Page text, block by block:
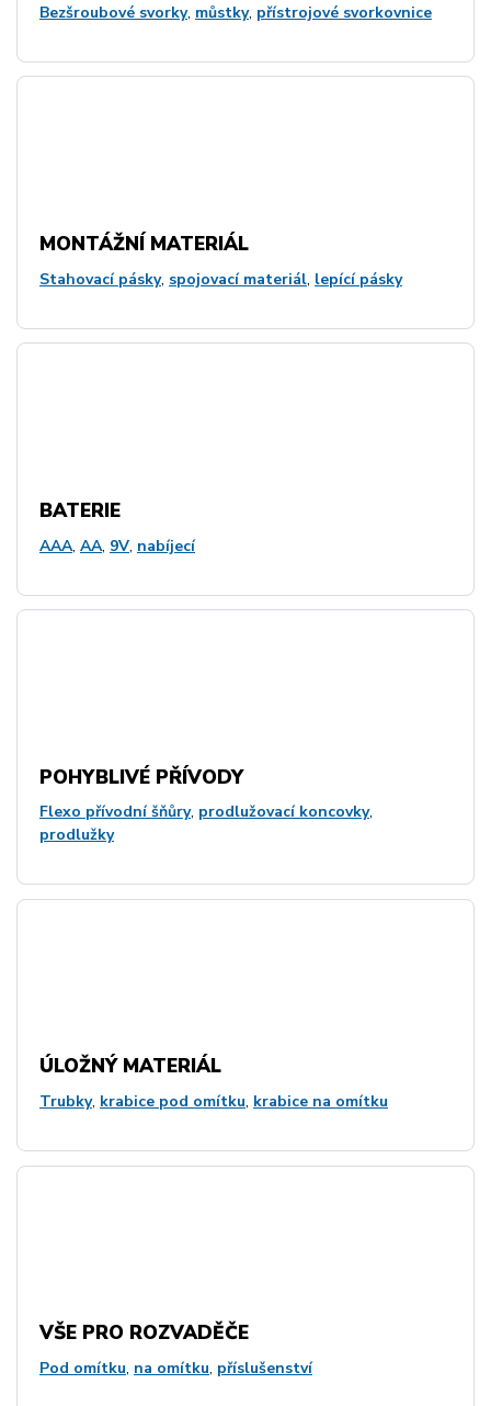
Bezšroubové svorky, můstky, přístrojové svorkovnice
MONTÁŽNÍ MATERIÁL
Stahovací pásky, spojovací materiál, lepící pásky
BATERIE
AAA, AA, 9V, nabíjecí
POHYBLIVÉ PŘÍVODY
Flexo přívodní šňůry, prodlužovací koncovky,
prodlužky
ÚLOŽNÝ MATERIÁL
Trubky, krabice pod omítku, krabice na omítku
VŠE PRO ROZVADĚČE
Pod omítku, na omítku, příslušenství